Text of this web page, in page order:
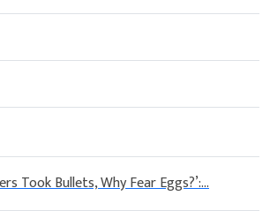
Took Bullets, Why Fear Eggs?’:...